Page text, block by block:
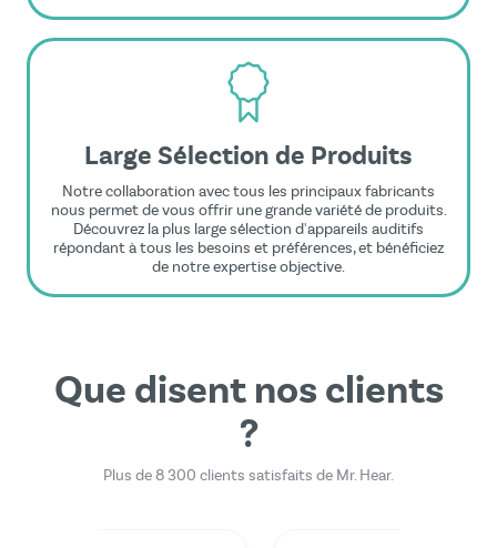
Large Sélection de Produits
Notre collaboration avec tous les principaux fabricants
nous permet de vous offrir une grande variété de produits.
Découvrez la plus large sélection d'appareils auditifs
répondant à tous les besoins et préférences, et bénéficiez
de notre expertise objective.
Que disent nos clients
?
Plus de 8 300 clients satisfaits de Mr. Hear.